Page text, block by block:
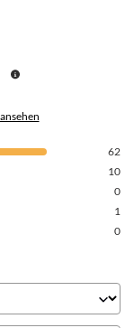
62
10
0
1
0